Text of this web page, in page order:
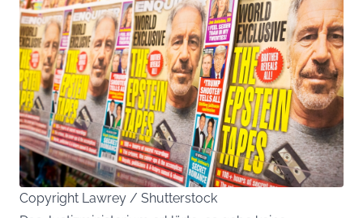
Copyright Lawrey / Shutterstock